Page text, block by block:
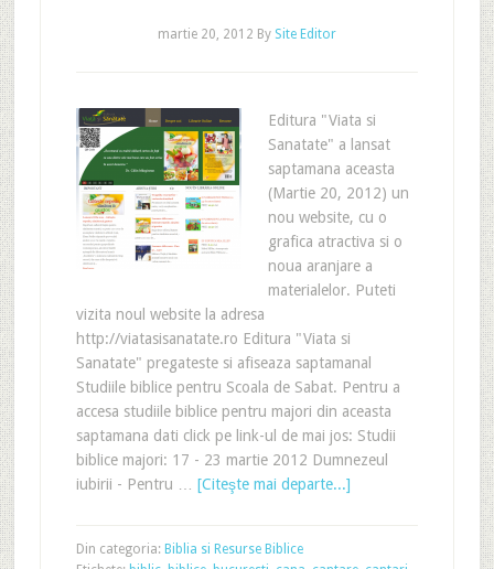
martie 20, 2012 By Site Editor
Editura "Viata si
Sanatate" a lansat
saptamana aceasta
(Martie 20, 2012) un
nou website, cu o
grafica atractiva si o
noua aranjare a
materialelor. Puteti
vizita noul website la adresa
http://viatasisanatate.ro Editura "Viata si
Sanatate" pregateste si afiseaza saptamanal
Studiile biblice pentru Scoala de Sabat. Pentru a
accesa studiile biblice pentru majori din aceasta
saptamana dati click pe link-ul de mai jos: Studii
biblice majori: 17 - 23 martie 2012 Dumnezeul
iubirii - Pentru … [Citeşte mai departe...]
Din categoria: Biblia si Resurse Biblice